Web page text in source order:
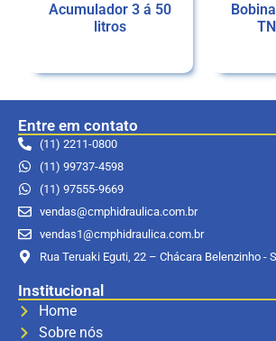
Acumulador 3 á 50
litros
Entre em contato
(11) 2211-0800
(11) 99737-4598
(11) 97555-9669
vendas@cmphidraulica.com.br
vendas1@cmphidraulica.com.br
Rua Teruaki Eguti, 22 – Chácara Belenzinho -
Institucional
Home
Sobre nós